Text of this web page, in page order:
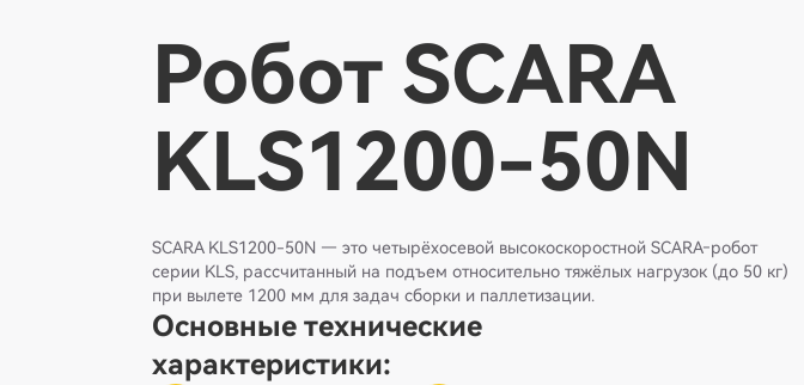
Робот SCARA
KLS1200-50N
SCARA KLS1200-50N — это четырёхосевой высокоскоростной SCARA‑робот
серии KLS, рассчитанный на подъем относительно тяжёлых нагрузок (до 50 кг)
при вылете 1200 мм для задач сборки и паллетизации.
Основные технические
характеристики: